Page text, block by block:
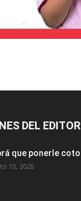
DEL EDITOR
que ponerle coto
10, 2026